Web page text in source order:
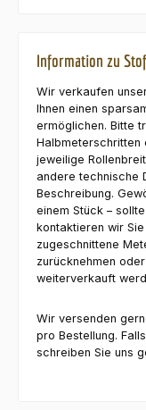
Information zu
Wir verkaufen
Ihnen einen
ermöglichen. Bitte
Halbmeterschritten
jeweilige
andere technische
Beschreibung.
einem Stück –
kontaktieren wir
zugeschnittene
zurücknehmen
weiterverkauft
Wir versenden
pro Bestellung.
schreiben Sie uns